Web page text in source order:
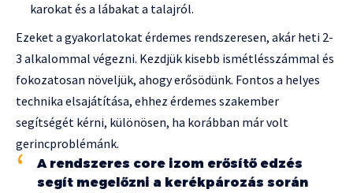
karokat és a lábakat a talajról.
Ezeket a gyakorlatokat érdemes rendszeresen, akár heti 2-
3 alkalommal végezni. Kezdjük kisebb ismétlésszámmal és
fokozatosan növeljük, ahogy erősödünk. Fontos a helyes
technika elsajátítása, ehhez érdemes szakember
segítségét kérni, különösen, ha korábban már volt
gerincproblémánk.
A rendszeres core izom erősítő edzés
segít megelőzni a kerékpározás során